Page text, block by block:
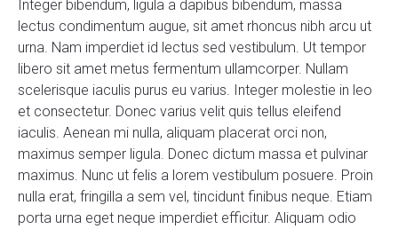
Integer bibendum, ligula a dapibus bibendum, massa
lectus condimentum augue, sit amet rhoncus nibh arcu ut
urna. Nam imperdiet id lectus sed vestibulum. Ut tempor
libero sit amet metus fermentum ullamcorper. Nullam
scelerisque iaculis purus eu varius. Integer molestie in leo
et consectetur. Donec varius velit quis tellus eleifend
iaculis. Aenean mi nulla, aliquam placerat orci non,
maximus semper ligula. Donec dictum massa et pulvinar
maximus. Nunc ut felis a lorem vestibulum posuere. Proin
nulla erat, fringilla a sem vel, tincidunt finibus neque. Etiam
porta urna eget neque imperdiet efficitur. Aliquam odio